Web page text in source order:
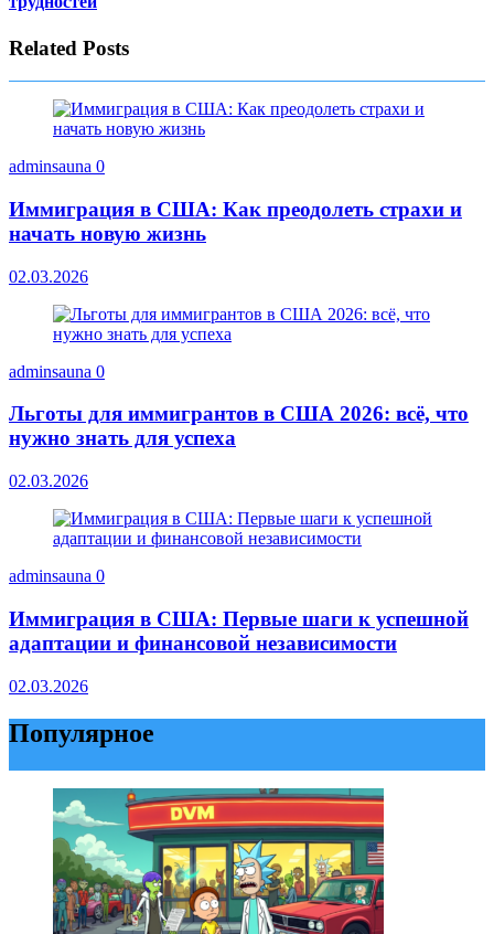
Related Posts
adminsauna 0
Иммиграция в США: Как преодолеть страхи и
начать новую жизнь
02.03.2026
adminsauna 0
Льготы для иммигрантов в США 2026: всё, что
нужно знать для успеха
02.03.2026
adminsauna 0
Иммиграция в США: Первые шаги к успешной
адаптации и финансовой независимости
02.03.2026
Популярное